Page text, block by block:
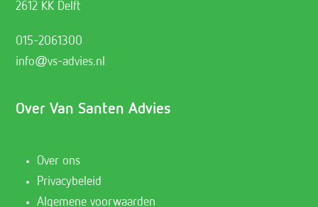
2612 KK Delft
015-2061300
info@vs-advies.nl
Over Van Santen Advies
Over ons
Privacybeleid
Algemene voorwaarden